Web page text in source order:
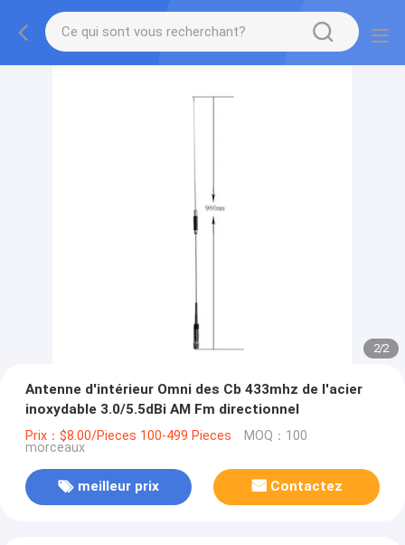
2/2
Antenne d'intérieur Omni des Cb 433mhz de l'acier
inoxydable 3.0/5.5dBi AM Fm directionnel
Prix：$8.00/Pieces 100-499 Pieces MOQ：100
morceaux
meilleur prix Contactez